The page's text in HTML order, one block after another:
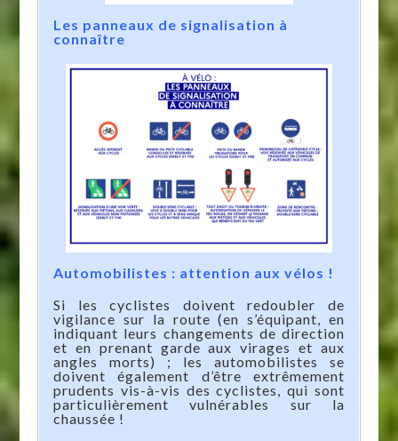
Les panneaux de signalisation à
connaître
Automobilistes : attention aux vélos !
Si les cyclistes doivent redoubler de
vigilance sur la route (en s’équipant, en
indiquant leurs changements de direction
et en prenant garde aux virages et aux
angles morts) ; les automobilistes se
doivent également d’être extrêmement
prudents vis-à-vis des cyclistes, qui sont
particulièrement vulnérables sur la
chaussée !